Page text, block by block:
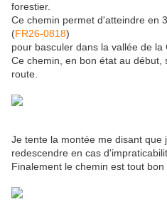
forestier.
Ce chemin permet d'atteindre en
(FR26-0818)
pour basculer dans la vallée de la
Ce chemin, en bon état au début,
route.
Je tente la montée me disant que
redescendre en cas
Finalement le chemin est tout